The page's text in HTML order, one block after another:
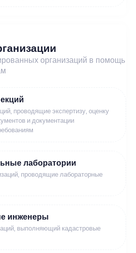
организаций в помощь
проводящие экспертизу, оценку
и документации
лаборатории
проводящие лабораторные
инженеры
выполняющий кадастровые